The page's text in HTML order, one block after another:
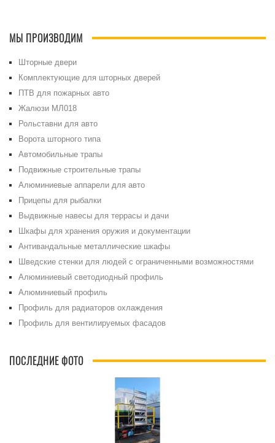
МЫ ПРОИЗВОДИМ
Шторные двери
Комплектующие для шторных дверей
ПТВ для пожарных авто
Жалюзи МЛ018
Рольставни для авто
Ворота шторного типа
Автомобильные трапы
Подвижные строительные трапы
Алюминиевые аппарели для авто
Прицепы для рыбалки
Выдвижные навесы для террасы и дачи
Шкафы для хранения оружия и документации
Антивандальные металлические шкафы
Шведские стенки для людей с ограниченными возможностями
Алюминиевый светодиодный профиль
Алюминиевый профиль
Профиль для радиаторов охлаждения
Профиль для вентилируемых фасадов
ПОСЛЕДНИЕ ФОТО